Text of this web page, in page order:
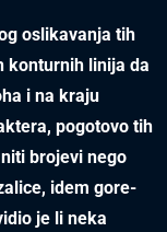
oslikavanja tih
konturnih linija da
i na kraju
pogotovo tih
brojevi nego
idem gore-
je li neka